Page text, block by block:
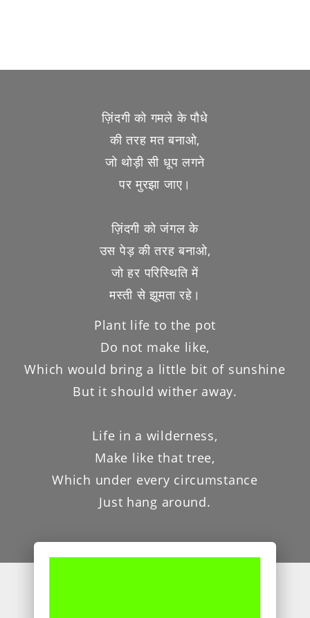
ज़िंदगी को गमले के पौधे
की तरह मत बनाओ,
जो थोड़ी सी धूप लगने
पर मुरझा जाए।
ज़िंदगी को जंगल के
उस पेड़ की तरह बनाओ,
जो हर परिस्थिति में
मस्ती से झूमता रहे।
Plant life to the pot
Do not make like,
Which would bring a little bit of sunshine
But it should wither away.
Life in a wilderness,
Make like that tree,
Which under every circumstance
Just hang around.